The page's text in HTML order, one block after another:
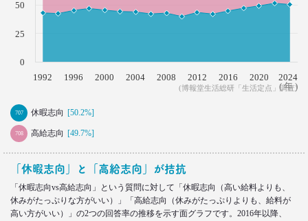
2022.02.21
おじさんの“発言”が嫌われるワケ
–日経クロストレンド 連載㉒–
生活総研 上席研究員/コピーライター
前沢 裕文
( 年 )
(博報堂生活総研「生活定点」調査)
1992 1996 2000 2004 2008 2012 2016 2020 2024
0
25
50
707 休暇志向 [50.2%]
708 高給志向 [49.7%]
「休暇志向」と「高給志向」が拮抗
「休暇志向vs高給志向」という質問に対して「休暇志向（高い給料よりも、
休みがたっぷりな方がいい）」「高給志向（休みがたっぷりよりも、給料が
高い方がいい）」の2つの回答率の推移を示す面グラフです。2016年以降、